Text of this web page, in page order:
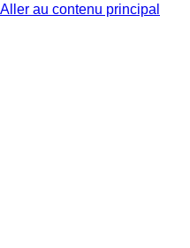
Aller au contenu principal